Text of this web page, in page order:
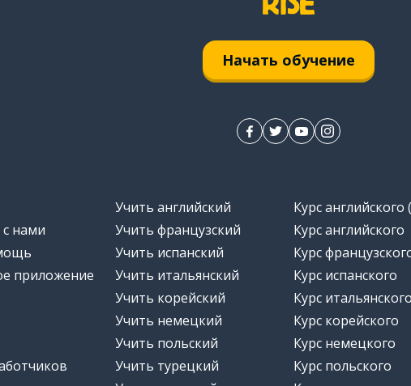
Начать обучение
с нами
приложение
Учить английский
Учить французский
Учить испанский
Учить итальянский
Учить корейский
Учить немецкий
Учить польский
Учить турецкий
Курс английского
Курс английского
Курс
Курс испанского
Курс итальянского
Курс корейского
Курс немецкого
Курс польского